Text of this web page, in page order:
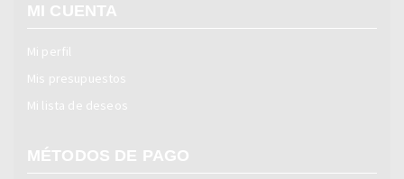
MI CUENTA
Mi perfil
Mis presupuestos
Mi lista de deseos
MÉTODOS DE PAGO